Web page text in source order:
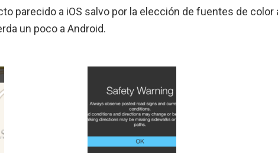
parecido a iOS salvo por la elección de fuentes de
un poco a Android.